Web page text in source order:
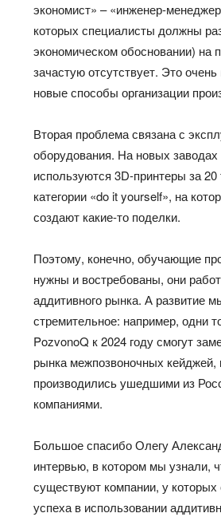
экономист» – «инженер-
которых специалисты должны
экономическом обосновании) на
зачастую отсутствует. Это
новые способы организации
Вторая проблема связана с
оборудования. На новых заводах
используются 3D-принтеры за
категории «do it yourself», на
создают какие-то поделки.
Поэтому, конечно, обучающие
нужны и востребованы, они
аддитивного рынка. А развитие
стремительное: например, одни
PozvonoQ к 2024 году смогут
рынка межпозвоночных кейджей,
производились ушедшими из
компаниями.
Большое спасибо Олегу
интервью, в котором мы узнали,
существуют компании, у которых
успеха в использовании